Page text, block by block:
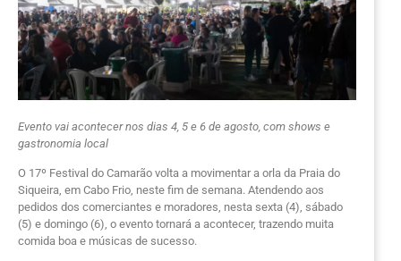
Evento vai acontecer nos dias 4, 5 e 6 de agosto, com shows e
gastronomia local
O 17º Festival do Camarão volta a movimentar a orla da Praia do
Siqueira, em Cabo Frio, neste fim de semana. Atendendo aos
pedidos dos comerciantes e moradores, nesta sexta (4), sábado
(5) e domingo (6), o evento tornará a acontecer, trazendo muita
comida boa e músicas de sucesso.